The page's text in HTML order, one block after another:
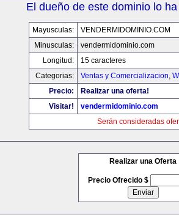
El dueño de este dominio lo
Mayusculas:
VENDERMIDOMINIO.COM
Minusculas:
vendermidominio.com
Longitud:
15 caracteres
Categorias:
Ventas y Comercializacion,
Precio:
Realizar una oferta!
Visitar!
vendermidominio.com
Serán consideradas
Realizar una Oferta
Precio Ofrecido $